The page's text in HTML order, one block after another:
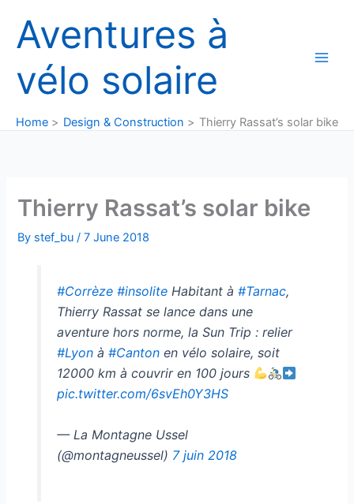
content
Aventures à
vélo solaire
Home Design & Construction Thierry Rassat’s solar bike
Thierry Rassat’s solar bike
By stef_bu/7 June 2018
#Corrèze #insoliteHabitant à #Tarnac,
Thierry Rassat se lance dans une
aventure hors norme, la Sun Trip : relier
#Lyonà #Cantonen vélo solaire, soit
12000 km à couvrir en 100 jours
pic.twitter.com/6svEh0Y3HS
— La Montagne Ussel
(@montagneussel) 7 juin 2018